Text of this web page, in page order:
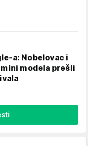
a: Nobelovac i
modela prešli